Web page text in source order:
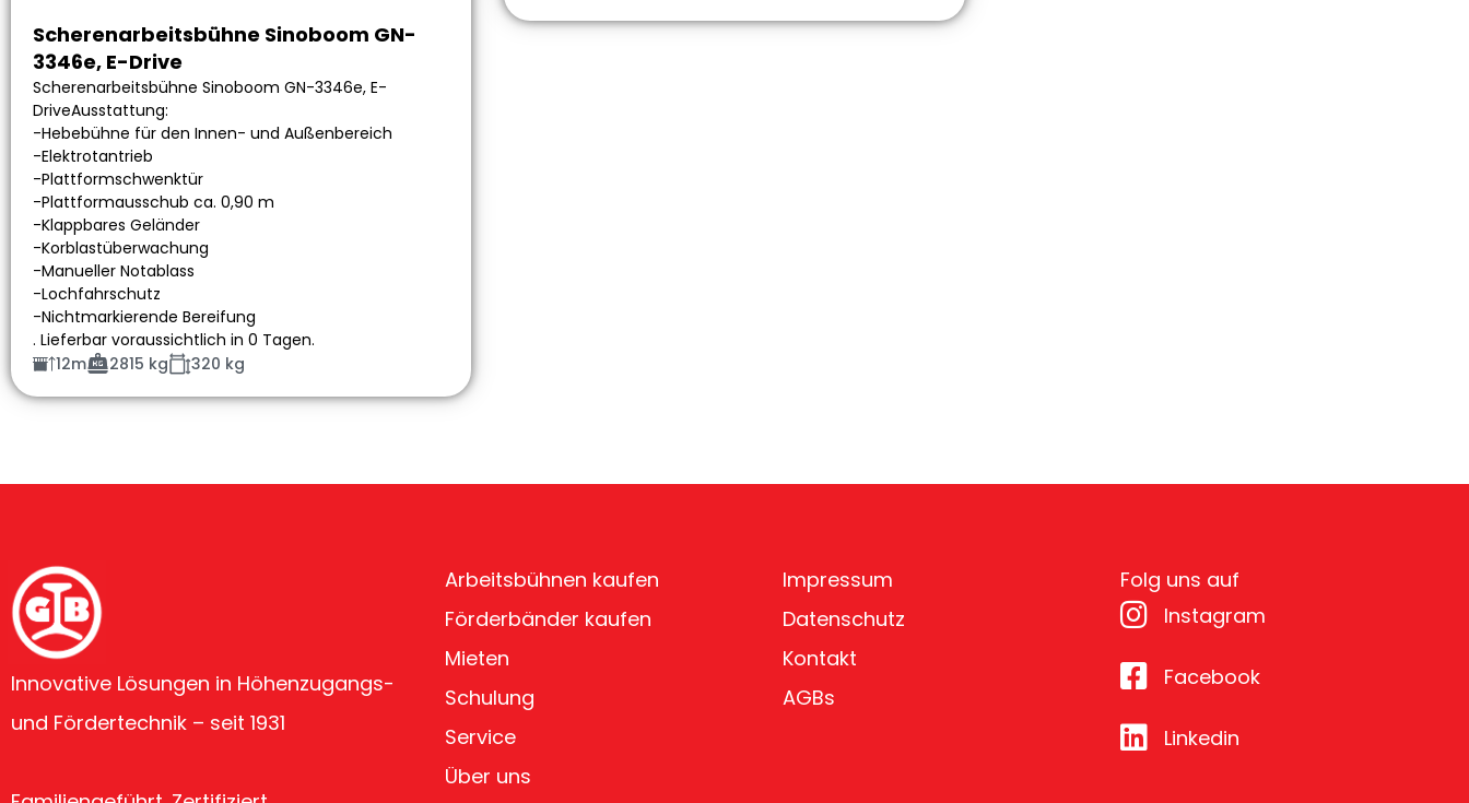
Scherenarbeitsbühne Sinoboom GN-
3346e, E-Drive
Scherenarbeitsbühne Sinoboom GN-3346e, E-
DriveAusstattung:
-Hebebühne für den Innen- und Außenbereich
-Elektrotantrieb
-Plattformschwenktür
-Plattformausschub ca. 0,90 m
-Klappbares Geländer
-Korblastüberwachung
-Manueller Notablass
-Lochfahrschutz
-Nichtmarkierende Bereifung
. Lieferbar voraussichtlich in 0 Tagen.
12m
2815 kg 320 kg
Innovative Lösungen in Höhenzugangs-
und Fördertechnik – seit 1931
Arbeitsbühnen kaufen
Förderbänder kaufen
Mieten
Schulung
Service
Über uns
Impressum
Datenschutz
Kontakt
AGBs
Folg uns auf
Instagram
Facebook
Linkedin